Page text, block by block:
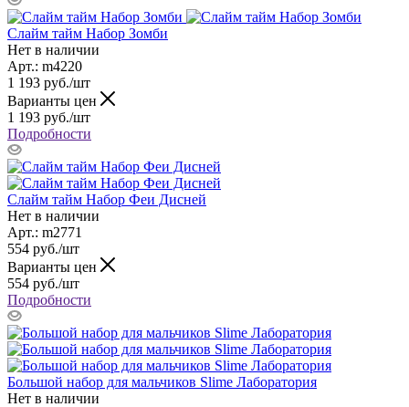
Слайм тайм Набор Зомби
Нет в наличии
Арт.: m4220
1 193 руб./шт
Варианты цен
1 193 руб./шт
Подробности
Слайм тайм Набор Феи Дисней
Нет в наличии
Арт.: m2771
554 руб./шт
Варианты цен
554 руб./шт
Подробности
Большой набор для мальчиков Slime Лаборатория
Нет в наличии